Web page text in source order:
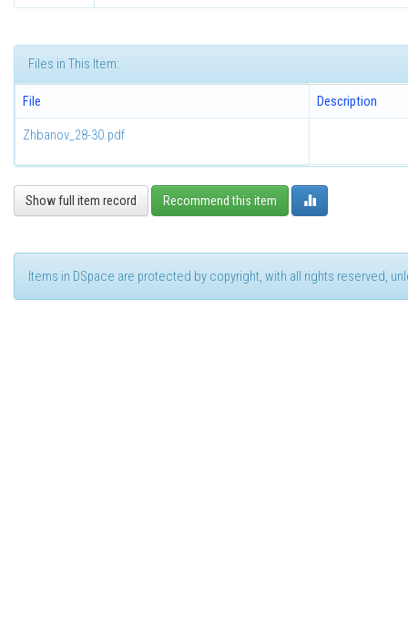
Files in This Item:
File Description
Zhbanov_28-30.pdf
Show full item record Recommend this item
Items in DSpace are protected by copyright, with all rights reserved,